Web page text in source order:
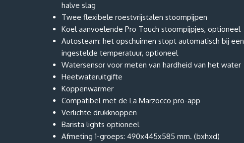
halve slag
Twee flexibele roestvrijstalen stoompijpen
Koel aanvoelende Pro Touch stoompijpjes, optioneel
Autosteam: het opschuimen stopt automatisch bij een
ingestelde temperatuur, optioneel
Watersensor voor meten van hardheid van het water
Heetwateruitgifte
Koppenwarmer
Compatibel met de La Marzocco pro-app
Verlichte drukknoppen
Barista lights optioneel
Afmeting 1-groeps: 490x445x585 mm. (bxhxd)